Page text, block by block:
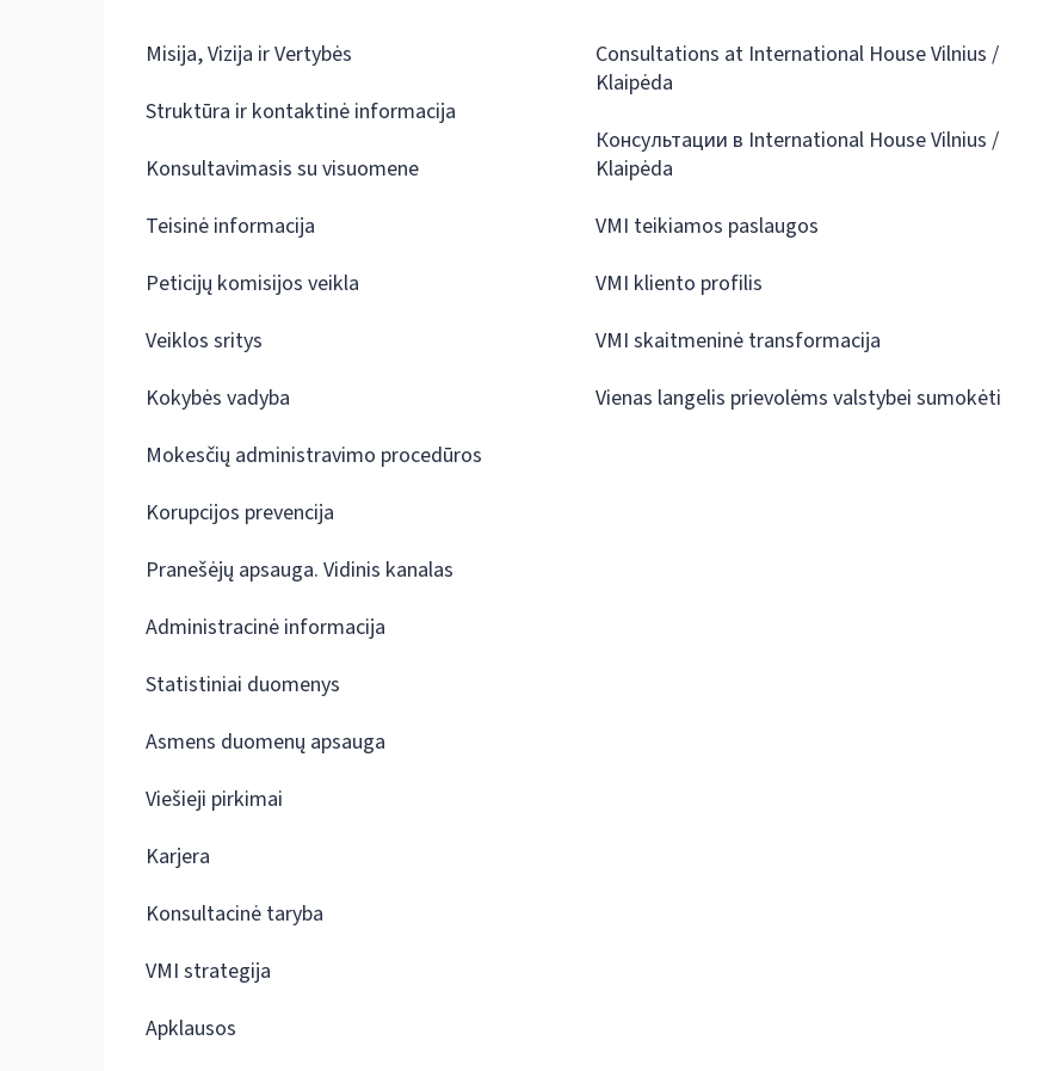
Misija, Vizija ir Vertybės
Struktūra ir kontaktinė informacija
Konsultavimasis su visuomene
Teisinė informacija
Peticijų komisijos veikla
Veiklos sritys
Kokybės vadyba
Mokesčių administravimo procedūros
Korupcijos prevencija
Pranešėjų apsauga. Vidinis kanalas
Administracinė informacija
Statistiniai duomenys
Asmens duomenų apsauga
Viešieji pirkimai
Karjera
Konsultacinė taryba
VMI strategija
Apklausos
Consultations at International House Vilnius /
Klaipėda
Консультации в International House Vilnius /
Klaipėda
VMI teikiamos paslaugos
VMI kliento profilis
VMI skaitmeninė transformacija
Vienas langelis prievolėms valstybei sumokėti